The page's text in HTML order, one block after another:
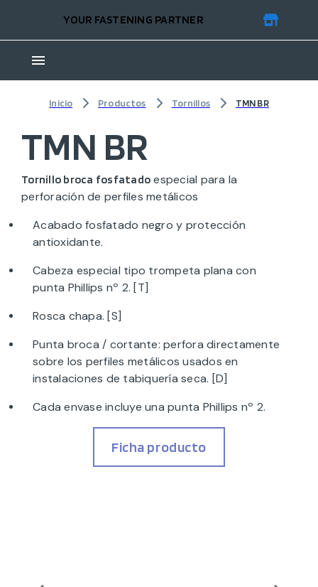
YOUR FASTENING PARTNER
Inicio Productos Tornillos TMN BR
TMN BR
Tornillo broca fosfatado especial para la
perforación de perfiles metálicos
Acabado fosfatado negro y protección
antioxidante.
Cabeza especial tipo trompeta plana con
punta Phillips nº 2. [T]
Rosca chapa. [S]
Punta broca / cortante: perfora directamente
sobre los perfiles metálicos usados en
instalaciones de tabiquería seca. [D]
Cada envase incluye una punta Phillips nº 2.
Ficha producto